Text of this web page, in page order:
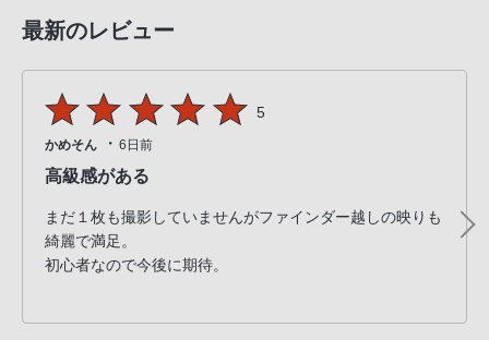
最新のレビュー
5
かめそん ・ 6日前
高級感がある
まだ１枚も撮影していませんがファインダー越しの映りも
綺麗で満足。
初心者なので今後に期待。